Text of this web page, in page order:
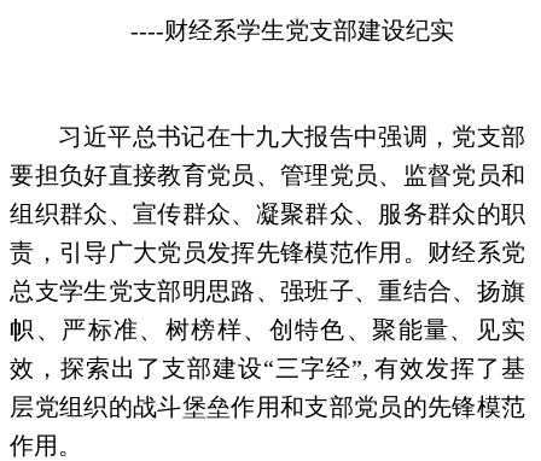
----财经系学生党支部建设纪实
习近平总书记在十九大报告中强调，党支部
要担负好直接教育党员、管理党员、监督党员和
组织群众、宣传群众、凝聚群众、服务群众的职
责，引导广大党员发挥先锋模范作用。财经系党
总支学生党支部明思路、强班子、重结合、扬旗
帜、严标准、树榜样、创特色、聚能量、见实
效，探索出了支部建设“三字经”,有效发挥了基
层党组织的战斗堡垒作用和支部党员的先锋模范
作用。